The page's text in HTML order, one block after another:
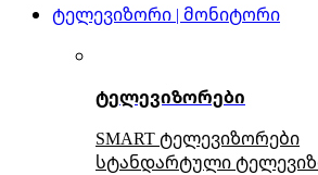
ტელევიზორი | მონიტორი
ტელევიზორები
SMART ტელევიზორები
სტანდარტული